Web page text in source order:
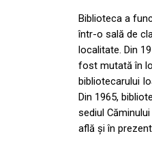
Biblioteca a
într-o sală de
localitate. Din
fost mutată în
bibliotecarului
Din 1965,
sediul
află și în prezent.